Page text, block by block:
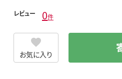
レビュー 0件
お気に入り